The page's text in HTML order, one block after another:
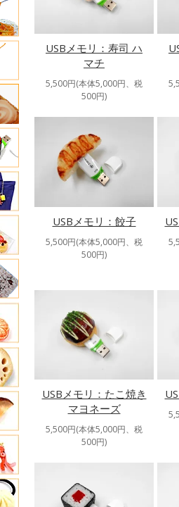
USBメモリ：寿司 ハ
マチ
5,500円(本体5,000円、税
500円)
USBメモリ：餃子
5,500円(本体5,000円、税
500円)
USBメモリ：たこ焼き
マヨネーズ
5,500円(本体5,000円、税
500円)